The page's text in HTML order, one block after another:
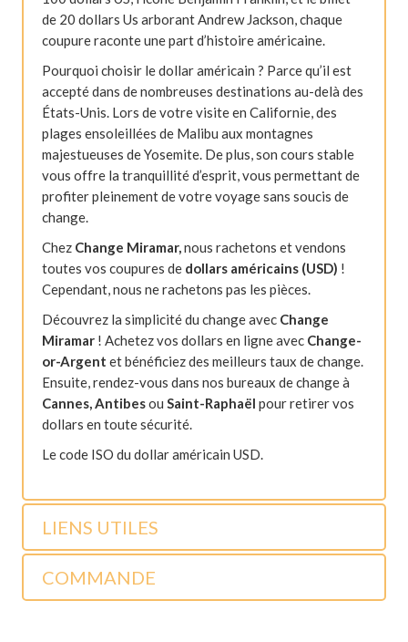
de 20 dollars Us arborant Andrew Jackson, chaque
coupure raconte une part d’histoire américaine.
Pourquoi choisir le dollar américain ? Parce qu’il est
accepté dans de nombreuses destinations au-delà des
États-Unis. Lors de votre visite en Californie, des
plages ensoleillées de Malibu aux montagnes
majestueuses de Yosemite. De plus, son cours stable
vous offre la tranquillité d’esprit, vous permettant de
profiter pleinement de votre voyage sans soucis de
change.
Chez Change Miramar,nous rachetons et vendons
toutes vos coupures de dollars américains (USD) !
Cependant, nous ne rachetons pas les pièces.
Découvrez la simplicité du change avec Change
Miramar ! Achetez vos dollars en ligne avec Change-
or-Argent et bénéficiez des meilleurs taux de change.
Ensuite, rendez-vous dans nos bureaux de change à
Cannes, Antibesou Saint-Raphaël pour retirer vos
dollars en toute sécurité.
Le code ISO du dollar américain USD.
LIENS UTILES
COMMANDE